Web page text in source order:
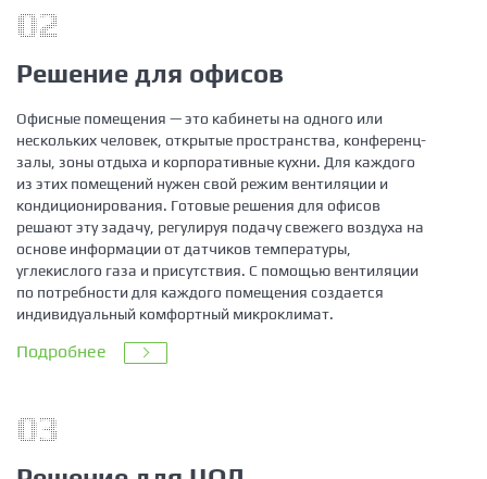
02
Решение для офисов
Офисные помещения — это кабинеты на одного или
нескольких человек, открытые пространства, конференц-
залы, зоны отдыха и корпоративные кухни. Для каждого
из этих помещений нужен свой режим вентиляции и
кондиционирования. Готовые решения для офисов
решают эту задачу, регулируя подачу свежего воздуха на
основе информации от датчиков температуры,
углекислого газа и присутствия. С помощью вентиляции
по потребности для каждого помещения создается
индивидуальный комфортный микроклимат.
Подробнее
03